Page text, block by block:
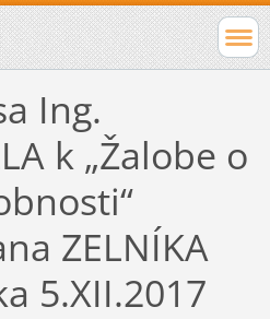
Ing.
k „Žalobe o
ZELNÍKA
5.XII.2017